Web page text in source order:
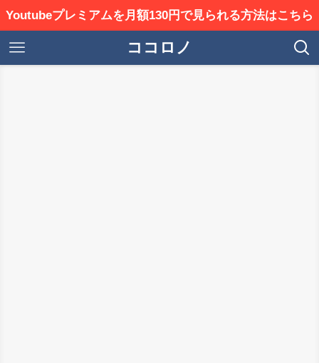
Youtubeプレミアムを月額130円で見られる方法はこちら
ココロノ